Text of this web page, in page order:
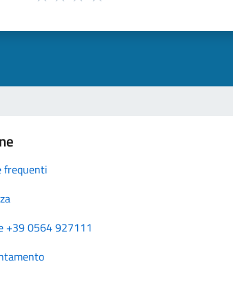
frequenti
+39 0564 927111